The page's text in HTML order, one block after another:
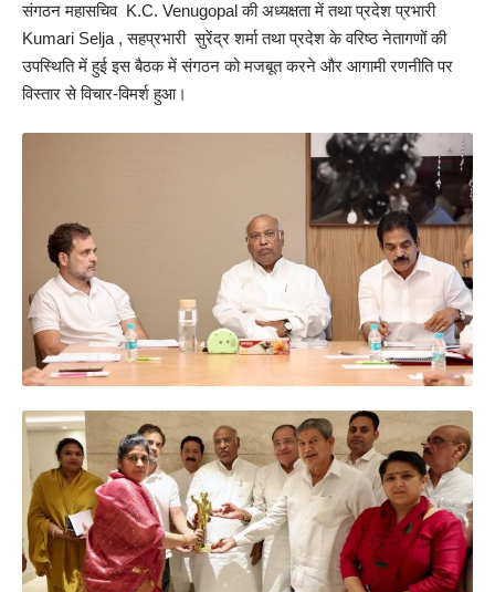
संगठन महासचिव K.C. Venugopal की अध्यक्षता में तथा प्रदेश प्रभारी
Kumari Selja , सहप्रभारी सुरेंद्र शर्मा तथा प्रदेश के वरिष्ठ नेतागणों की
उपस्थिति में हुई इस बैठक में संगठन को मजबूत करने और आगामी रणनीति पर
विस्तार से विचार-विमर्श हुआ।